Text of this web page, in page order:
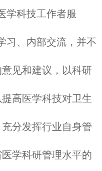
学科技工作者服
习、内部交流，并不
见和建议，以科研
高医学科技对卫生
分发挥行业自身管
学科研管理水平的